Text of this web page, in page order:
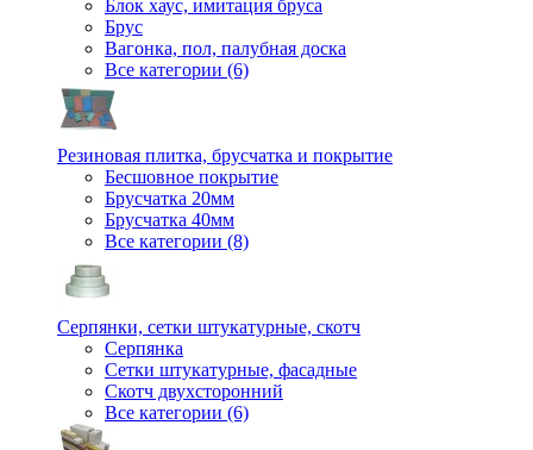
Блок хаус, имитация бруса
Брус
Вагонка, пол, палубная доска
Все категории (6)
Резиновая плитка, брусчатка и покрытие
Бесшовное покрытие
Брусчатка 20мм
Брусчатка 40мм
Все категории (8)
Серпянки, сетки штукатурные, скотч
Серпянка
Сетки штукатурные, фасадные
Скотч двухсторонний
Все категории (6)